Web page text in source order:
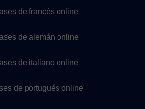
de francés online
de alemán online
de italiano online
de portugués online